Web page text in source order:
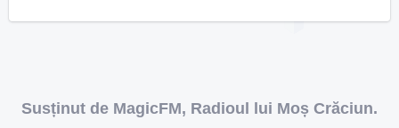
Susținut de MagicFM, Radioul lui Moș Crăciun.